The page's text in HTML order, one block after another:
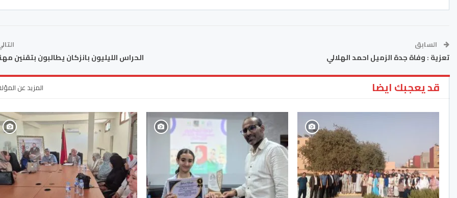
السابق
تعزية : وفاة جدة الزميل احمد الهلالي الحراس الليليون بانزكان يطالبون بتقنين
قد يعجبك ايضا المزيد عن